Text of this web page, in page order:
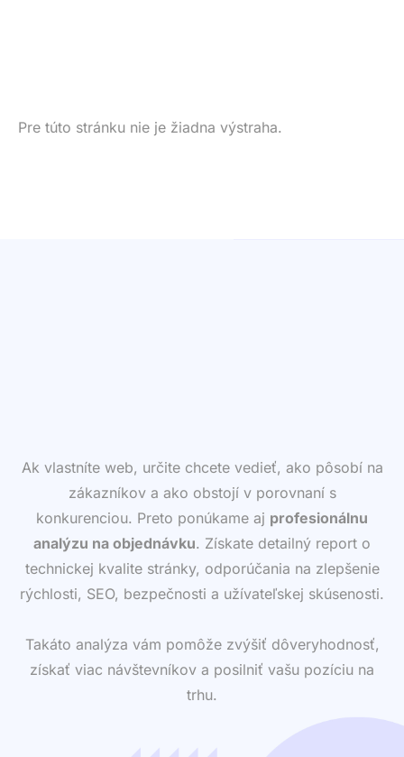
Pre túto stránku nie je žiadna výstraha.
Ak vlastníte web, určite chcete vedieť, ako pôsobí na
zákazníkov a ako obstojí v porovnaní s
konkurenciou. Preto ponúkame aj profesionálnu
analýzu na objednávku. Získate detailný report o
technickej kvalite stránky, odporúčania na zlepšenie
rýchlosti, SEO, bezpečnosti a užívateľskej skúsenosti.
Takáto analýza vám pomôže zvýšiť dôveryhodnosť,
získať viac návštevníkov a posilniť vašu pozíciu na
trhu.